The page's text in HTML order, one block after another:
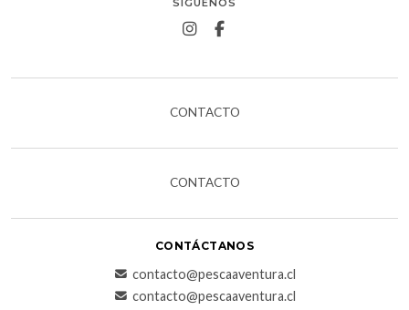
SÍGUENOS
CONTACTO
CONTACTO
CONTÁCTANOS
contacto@pescaaventura.cl
contacto@pescaaventura.cl